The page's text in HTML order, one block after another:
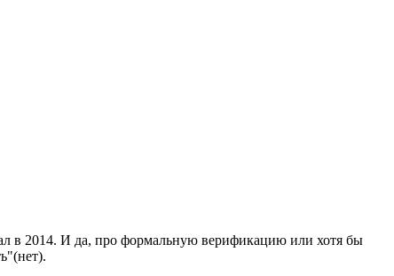
в 2014. И да, про формальную верификацию или хотя бы